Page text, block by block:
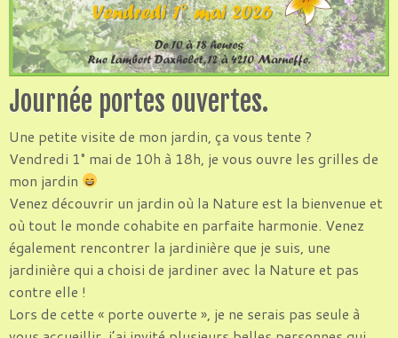
Journée portes ouvertes.
Une petite visite de mon jardin, ça vous tente ?
Vendredi 1° mai de 10h à 18h, je vous ouvre les grilles de
mon jardin
Venez découvrir un jardin où la Nature est la bienvenue et
où tout le monde cohabite en parfaite harmonie. Venez
également rencontrer la jardinière que je suis, une
jardinière qui a choisi de jardiner avec la Nature et pas
contre elle !
Lors de cette « porte ouverte », je ne serais pas seule à